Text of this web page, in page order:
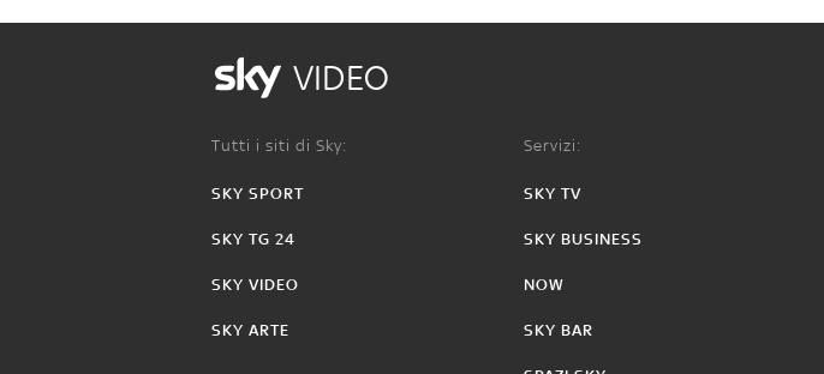
VIDEO
Tutti i siti di Sky:
SKY SPORT
SKY TG 24
SKY VIDEO
SKY ARTE
Servizi:
SKY TV
SKY BUSINESS
NOW
SKY BAR